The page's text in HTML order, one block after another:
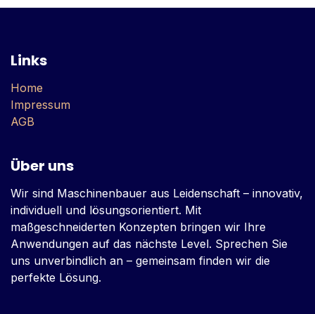
Links
Home
Impressum
AGB
Über uns
Wir sind Maschinenbauer aus Leidenschaft – innovativ,
individuell und lösungsorientiert. Mit
maßgeschneiderten Konzepten bringen wir Ihre
Anwendungen auf das nächste Level. Sprechen Sie
uns unverbindlich an – gemeinsam finden wir die
perfekte Lösung.